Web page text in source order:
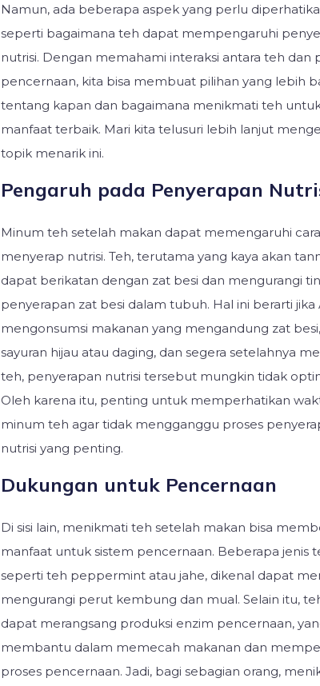
Namun, ada beberapa aspek yang perlu
seperti bagaimana teh dapat mempengaruhi
nutrisi. Dengan memahami interaksi antara teh dan
pencernaan, kita bisa membuat pilihan yang lebih
tentang kapan dan bagaimana menikmati teh
manfaat terbaik. Mari kita telusuri lebih lanjut
topik menarik ini.
Pengaruh pada Penyerapan
Minum teh setelah makan dapat memengaruhi
menyerap nutrisi. Teh, terutama yang kaya akan
dapat berikatan dengan zat besi dan mengurangi
penyerapan zat besi dalam tubuh. Hal ini berarti jika
mengonsumsi makanan yang mengandung zat
sayuran hijau atau daging, dan segera setelahnya
teh, penyerapan nutrisi tersebut mungkin tidak
Oleh karena itu, penting untuk memperhatikan
minum teh agar tidak mengganggu proses
nutrisi yang penting.
Dukungan untuk Pencernaan
Di sisi lain, menikmati teh setelah makan bisa
manfaat untuk sistem pencernaan. Beberapa jenis
seperti teh peppermint atau jahe, dikenal dapat
mengurangi perut kembung dan mual. Selain itu,
dapat merangsang produksi enzim pencernaan,
membantu dalam memecah makanan dan
proses pencernaan. Jadi, bagi sebagian orang,